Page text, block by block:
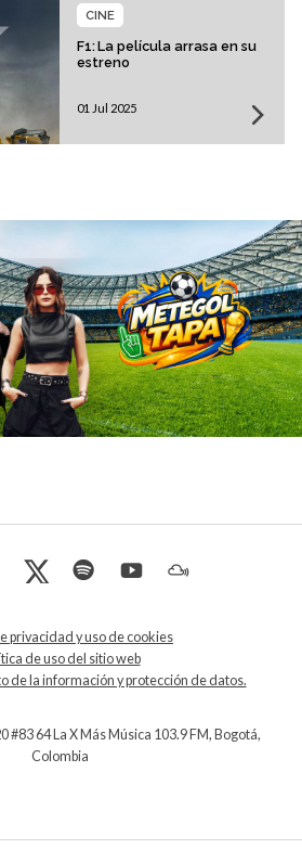
F1: La película arrasa en su
estreno
CINE
01 Jul 2025
privacidad y uso de cookies
de uso del sitio web
de la información y protección de datos.
#83 64 La X Más Música 103.9 FM, Bogotá,
Colombia